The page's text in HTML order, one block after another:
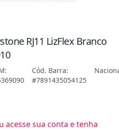
RJ11 LizFlex Branco
Cód. Barra:
#7891435054125
acesse sua conta e tenha